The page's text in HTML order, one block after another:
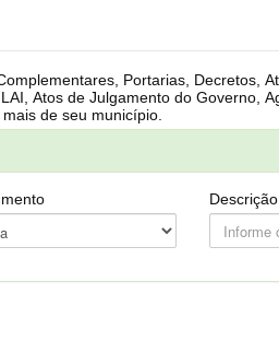
dos bens públicos e muito mais de seu município.
Descrição